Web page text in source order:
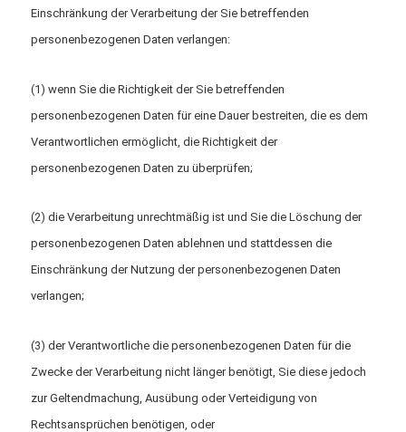
Einschränkung der Verarbeitung der Sie betreffenden
personenbezogenen Daten verlangen:
(1) wenn Sie die Richtigkeit der Sie betreffenden
personenbezogenen Daten für eine Dauer bestreiten, die es dem
Verantwortlichen ermöglicht, die Richtigkeit der
personenbezogenen Daten zu überprüfen;
(2) die Verarbeitung unrechtmäßig ist und Sie die Löschung der
personenbezogenen Daten ablehnen und stattdessen die
Einschränkung der Nutzung der personenbezogenen Daten
verlangen;
(3) der Verantwortliche die personenbezogenen Daten für die
Zwecke der Verarbeitung nicht länger benötigt, Sie diese jedoch
zur Geltendmachung, Ausübung oder Verteidigung von
Rechtsansprüchen benötigen, oder